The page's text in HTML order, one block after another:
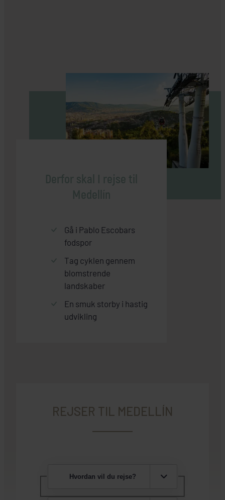
Derfor skal I rejse til
Medellín
Gå i Pablo Escobars
fodspor
Tag cyklen gennem
blomstrende
landskaber
En smuk storby i hastig
udvikling
REJSER TIL MEDELLÍN
Hvordan vil du rejse?